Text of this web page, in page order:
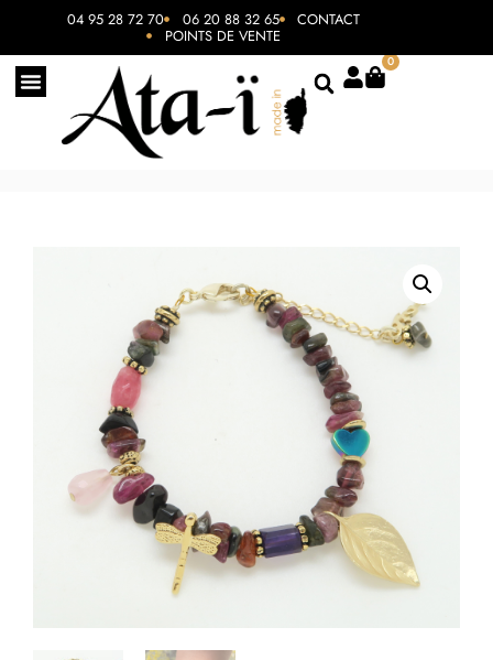
04 95 28 72 70 06 20 88 32 65 CONTACT
POINTS DE VENTE
0